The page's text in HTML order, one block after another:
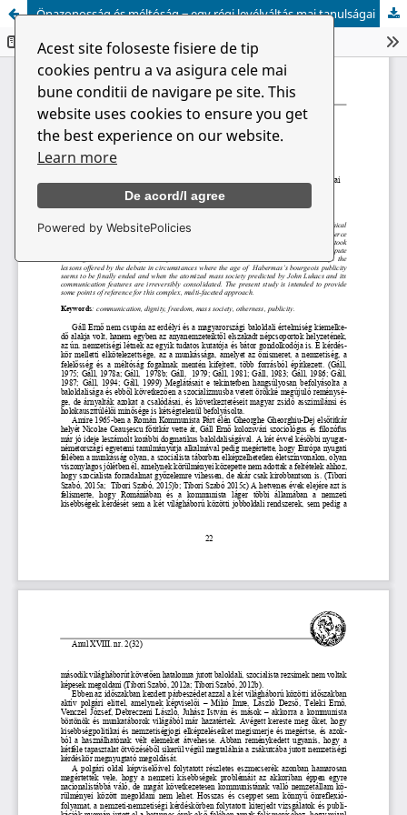
Acest site foloseste fisiere de tip
cookies pentru a va asigura cele mai
bune conditii de navigare pe site. This
website uses cookies to ensure you get
the best experience on our website.
Learn more
De acord/I agree
Powered by WebsitePolicies
Önazonosság és méltóság ‒ egy régi levélváltás mai tanulságai